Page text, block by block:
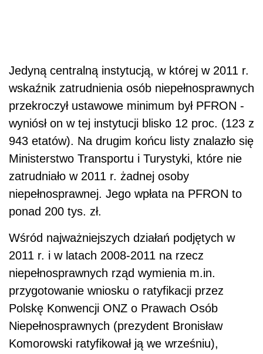
Jedyną centralną instytucją, w której w 2011 r.
wskaźnik zatrudnienia osób niepełnosprawnych
przekroczył ustawowe minimum był PFRON -
wyniósł on w tej instytucji blisko 12 proc. (123 z
943 etatów). Na drugim końcu listy znalazło się
Ministerstwo Transportu i Turystyki, które nie
zatrudniało w 2011 r. żadnej osoby
niepełnosprawnej. Jego wpłata na PFRON to
ponad 200 tys. zł.
Wśród najważniejszych działań podjętych w
2011 r. i w latach 2008-2011 na rzecz
niepełnosprawnych rząd wymienia m.in.
przygotowanie wniosku o ratyfikacji przez
Polskę Konwencji ONZ o Prawach Osób
Niepełnosprawnych (prezydent Bronisław
Komorowski ratyfikował ją we wrześniu),